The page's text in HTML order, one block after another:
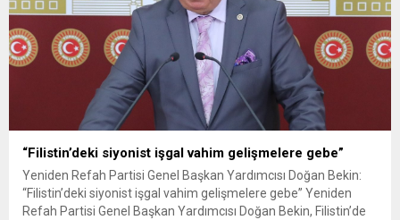
“Filistin’deki siyonist işgal vahim gelişmelere gebe”
Yeniden Refah Partisi Genel Başkan Yardımcısı Doğan Bekin:
“Filistin’deki siyonist işgal vahim gelişmelere gebe” Yeniden
Refah Partisi Genel Başkan Yardımcısı Doğan Bekin, Filistin’de